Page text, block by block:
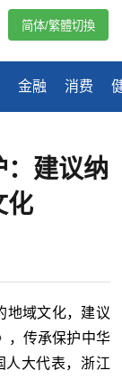
金融 消费
简体/繁體切換
：建议纳
化
地域文化，建议
，传承保护中华
人大代表，浙江